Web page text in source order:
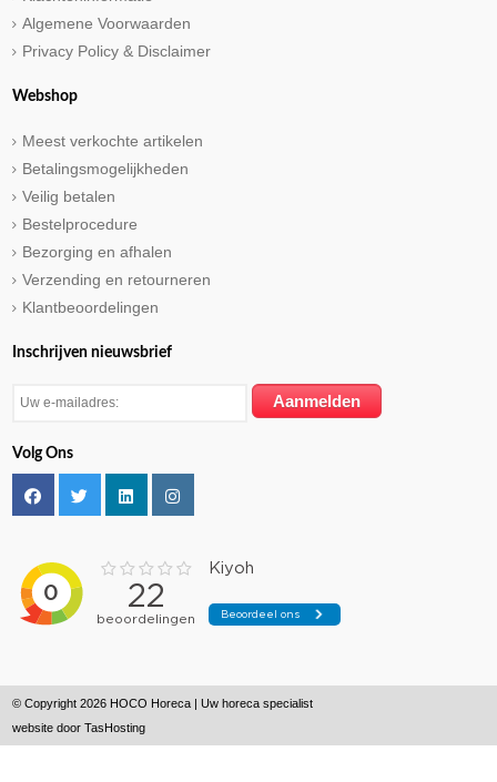
Algemene Voorwaarden
Privacy Policy & Disclaimer
Webshop
Meest verkochte artikelen
Betalingsmogelijkheden
Veilig betalen
Bestelprocedure
Bezorging en afhalen
Verzending en retourneren
Klantbeoordelingen
Inschrijven nieuwsbrief
Volg Ons
© Copyright 2026 HOCO Horeca | Uw horeca specialist
website doorTasHosting